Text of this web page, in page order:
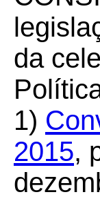
da
1)
2015,